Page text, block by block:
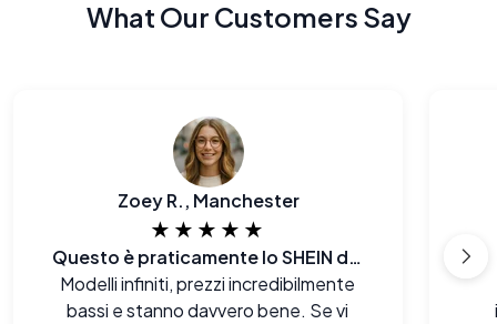
What Our Customers Say
Zoey R., Manchester
★★★★★
Questo è praticamente lo SHEIN degli occhiali
Modelli infiniti, prezzi incredibilmente
bassi e stanno davvero bene. Se vi